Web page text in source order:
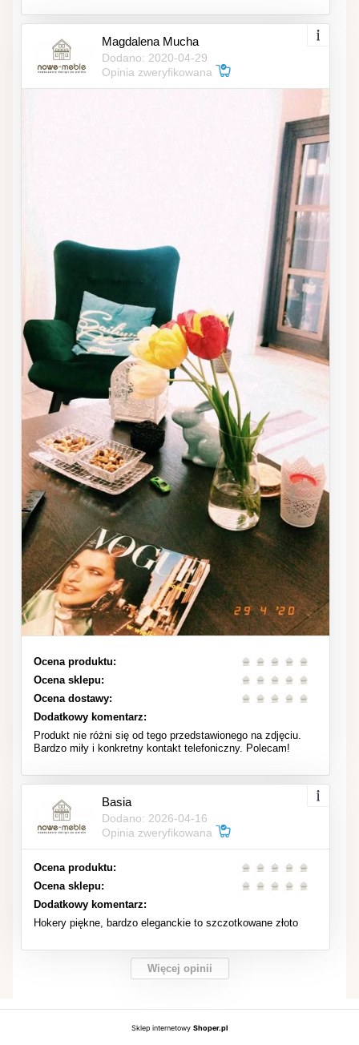
Magdalena Mucha
Dodano: 2020-04-29
Opinia zweryfikowana
Ocena produktu:
Ocena sklepu:
Ocena dostawy:
Dodatkowy komentarz:
Produkt nie różni się od tego przedstawionego na zdjęciu.
Bardzo miły i konkretny kontakt telefoniczny. Polecam!
Basia
Dodano: 2026-04-16
Opinia zweryfikowana
Ocena produktu:
Ocena sklepu:
Dodatkowy komentarz:
Hokery piękne, bardzo eleganckie to szczotkowane złoto
Więcej opinii
Sklep internetowy Shoper.pl